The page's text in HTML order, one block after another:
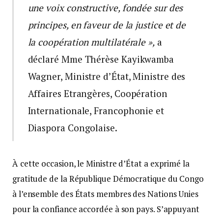
une voix constructive, fondée sur des
principes, en faveur de la justice et de
la coopération multilatérale »,a
déclaré Mme Thérèse Kayikwamba
Wagner, Ministre d’État, Ministre des
Affaires Etrangères, Coopération
Internationale, Francophonie et
Diaspora Congolaise.
À cette occasion, le Ministre d’État a exprimé la
gratitude de la République Démocratique du Congo
à l’ensemble des États membres des Nations Unies
pour la confiance accordée à son pays. S’appuyant